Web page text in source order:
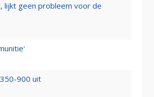
lijkt geen probleem voor de
900 uit